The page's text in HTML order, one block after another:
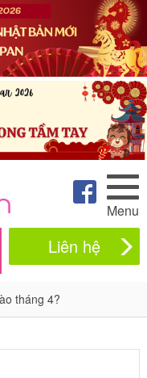
Menu
Liên hệ
tháng 4?